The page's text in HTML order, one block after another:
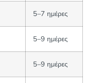
5–7 ημέρες
5–9 ημέρες
5–9 ημέρες